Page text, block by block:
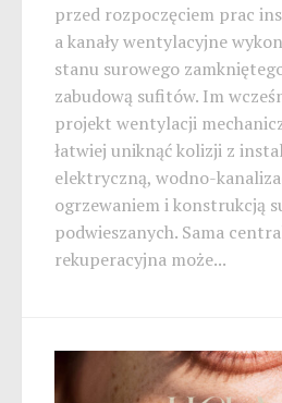
przed rozpoczęciem prac
a kanały wentylacyjne
stanu surowego
zabudową sufitów. Im
projekt wentylacji
łatwiej uniknąć kolizji z
elektryczną, wodno-
ogrzewaniem i konstrukcją
podwieszanych. Sama
rekuperacyjna może...